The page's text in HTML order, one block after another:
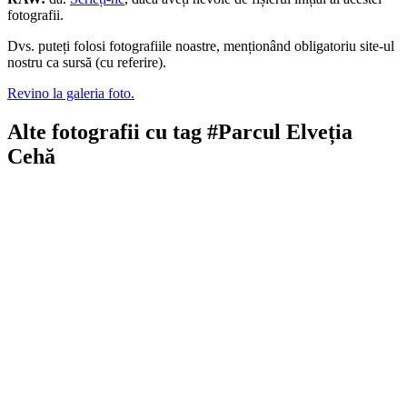
fotografii.
Dvs. puteți folosi fotografiile noastre, menționând obligatoriu site-ul
nostru ca sursă (cu referire).
Revino la galeria foto.
Alte fotografii cu tag #Parcul Elveția
Cehă